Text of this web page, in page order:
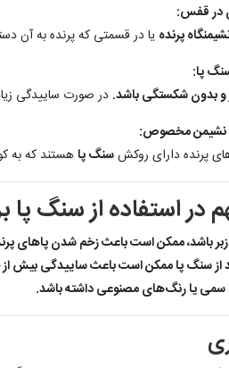
پرنده یا در قسمتی که پرنده به آن
و بدون شکستگی باشد. در صورت ساییدگی
پرنده دارای روکشسنگ پا هستند که به
استفاده از سنگ پا
باشد، ممکن است باعث زخم شدن پاهای
از سنگ پا ممکن است باعث ساییدگی بیش از
سمی یا رنگ‌های مصنوعی داشته باشد.